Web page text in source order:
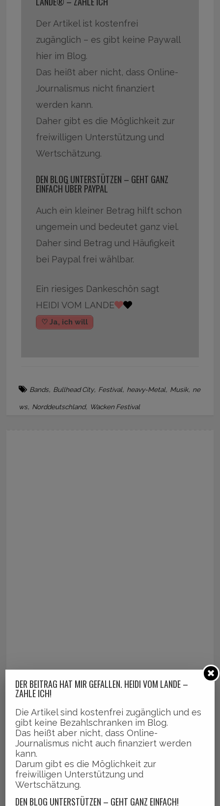
Der Artikel ist kostenfrei
zugänglich – es gibt keine Paywall
hier im Blog.
Das heißt aber nicht, dass Online-
Journalismus nicht finanziert
werden kann.
Daher gibt es die Möglichkeit zur
freiwilligen Unterstützung und
Wertschätzung.
DEN BLOG UNTERSTÜTZEN – GEHT GANZ
EINFACH ÜBER PAYPAL
Auch ein kleiner Betrag hilft schon
ungemein und bedeutet ganz viel.
Daher sind Betrag und Häufigkeit
bei Paypal frei wählbar.
Ein riesiges Dankeschön sagt
HEIDI VOM LANDE
♡ Ja, ich will
Bands, Bullhead City, Festival, heavy-Metal, Musik, ne
ws, Norddeutschland, Wacken Festival
DER BEITRAG HAT MIR GEFALLEN. HEIDI VOM LANDE –
ZAHLE ICH!
Die Artikel sind kostenfrei zugänglich und es
gibt keine Bezahlschranken im Blog.
Das heißt aber nicht, dass Online-
Journalismus nicht auch finanziert werden
kann.
Darum gibt es die Möglichkeit zur
freiwilligen Unterstützung und
Wertschätzung.
DEN BLOG UNTERSTÜTZEN – GEHT GANZ EINFACH!